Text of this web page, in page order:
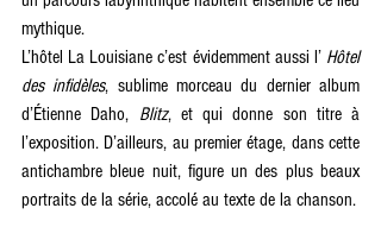
mythique.
L’hôtel La Louisiane c’est évidemment aussi l’ Hôtel
des infidèles, sublime morceau du dernier album
d’Étienne Daho, Blitz, et qui donne son titre à
l’exposition. D’ailleurs, au premier étage, dans cette
antichambre bleue nuit, figure un des plus beaux
portraits de la série, accolé au texte de la chanson.